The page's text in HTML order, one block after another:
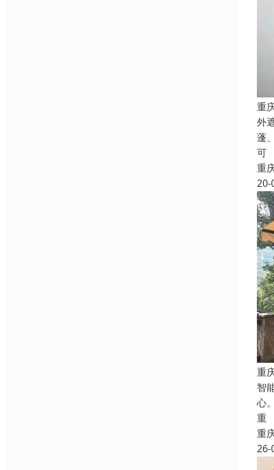
重
外
蓬
可
重
20-
重
智
心
重
重
26-